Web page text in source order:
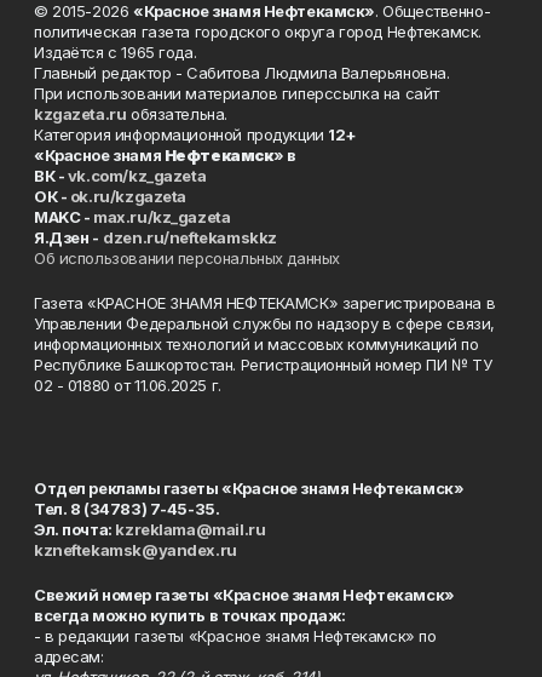
© 2015-2026 «Красное знамя Нефтекамск». Общественно-
политическая газета городского округа город Нефтекамск.
Издаётся с 1965 года.
Главный редактор - Сабитова Людмила Валерьяновна.
При использовании материалов гиперссылка на сайт
kzgazeta.ru обязательна.
Категория информационной продукции 12+
«Красное знамя Нефтекамск» в
ВК -vk.com/kz_gazeta
ОК - ok.ru/kzgazeta
MAKC - max.ru/kz_gazeta
Я.Дзен - dzen.ru/neftekamskkz
Об использовании персональных данных
Газета «КРАСНОЕ ЗНАМЯ НЕФТЕКАМСК» зарегистрирована в
Управлении Федеральной службы по надзору в сфере связи,
информационных технологий и массовых коммуникаций по
Республике Башкортостан. Регистрационный номер ПИ № ТУ
02 - 01880 от 11.06.2025 г.
Отдел рекламы газеты «Красное знамя Нефтекамск»
Тел. 8 (34783) 7-45-35.
Эл. почта: kzreklama@mail.ru
kzneftekamsk@yandex.ru
Свежий номер газеты «Красное знамя Нефтекамск»
всегда можно купить в точках продаж:
- в редакции газеты «Красное знамя Нефтекамск» по
адресам: